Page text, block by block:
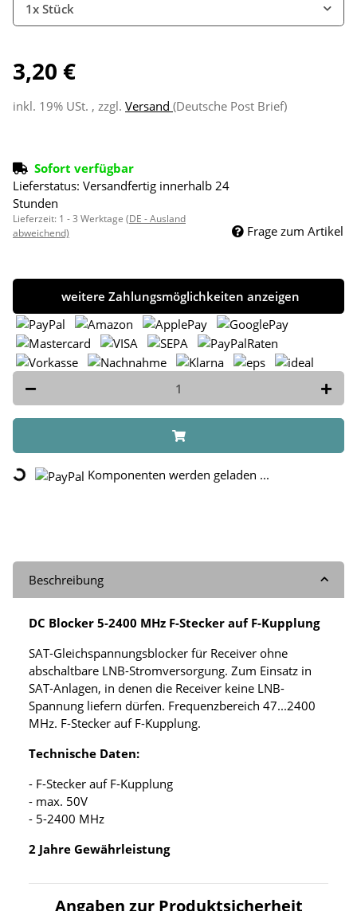
1x Stück
3,20 €
inkl. 19% USt. , zzgl. Versand (Deutsche Post Brief)
Sofort verfügbar
Lieferstatus: Versandfertig innerhalb 24
Stunden
Lieferzeit: 1 - 3 Werktage (DE - Ausland
abweichend)
Frage zum Artikel
weitere Zahlungsmöglichkeiten anzeigen
Loading... Komponenten werden geladen ...
Beschreibung
DC Blocker 5-2400 MHz F-Stecker auf F-Kupplung
SAT-Gleichspannungsblocker für Receiver ohne
abschaltbare LNB-Stromversorgung. Zum Einsatz in
SAT-Anlagen, in denen die Receiver keine LNB-
Spannung liefern dürfen. Frequenzbereich 47...2400
MHz. F-Stecker auf F-Kupplung.
Technische Daten:
- F-Stecker auf F-Kupplung
- max. 50V
- 5-2400 MHz
2 Jahre Gewährleistung
Angaben zur Produktsicherheit